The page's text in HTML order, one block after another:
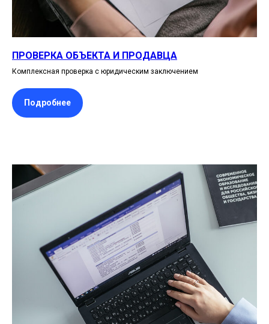
ПРОВЕРКА ОБЪЕКТА И ПРОДАВЦА
Комплексная проверка с юридическим заключением
Подробнее